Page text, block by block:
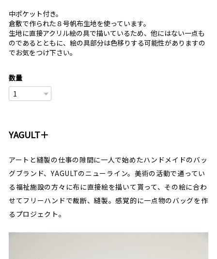
中ポケット付き。
倉敷で作られた８号帆布生地を使っています。
生地に直接アクリル絵の具で描いているため、他にはない一点も
のであるとともに、絵の具部分は色移りする可能性がありますの
でお気をつけ下さい。
数量
YAGULT＋
アートと縫製の仕事の隙間に一人で始めたハンドメイドのバッ
グブランド、YAGULTのニューライン。美術の活動で通ってい
る福祉施設の方々に布に直接絵を描いて貰って、その絵に合わ
せてフリーハンドで裁断、縫製。感覚的に一点物のバッグを作
るプロジェクト。